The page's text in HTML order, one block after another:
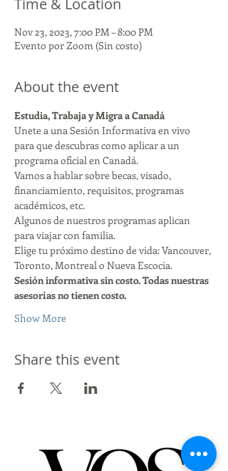
Nov 23, 2023, 7:00 PM – 8:00 PM
Evento por Zoom (Sin costo)
About the event
Estudia, Trabaja y Migra a Canadá
Unete a una Sesión Informativa en vivo
para que descubras como aplicar a un
programa oficial en Canadá.
Vamos a hablar sobre becas, visado,
financiamiento, requisitos, programas
académicos, etc.
Algunos de nuestros programas aplican
para viajar con familia.
Elige tu próximo destino de vida: Vancouver,
Toronto, Montreal o Nueva Escocia.
Sesión informativa sin costo. Todas nuestras
asesorías no tienen costo.
Show More
Share this event